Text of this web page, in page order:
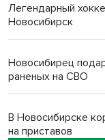
Легендарный
Новосибирск
Новосибирец
раненых на СВО
В Новосибирске
на приставов